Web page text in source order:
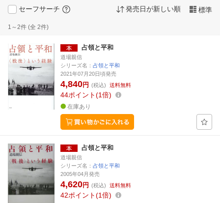
セーフサーチ 発売日が新しい順 標準
1～2件 (全 2件)
占領と平和
道場親信
シリーズ名： 占領と平和
2021年07月20日頃発売
4,840円 (税込) 送料無料
44ポイント 1倍
在庫あり
占領と平和
道場親信
シリーズ名： 占領と平和
2005年04月発売
4,620円 (税込) 送料無料
42ポイント 1倍